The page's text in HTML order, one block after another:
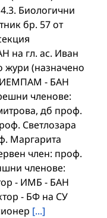
Биологични
бр. 57 от
на гл. ас. Иван
жури (назначено
ИЕМПАМ - БАН
членове:
дб проф.
Светлозара
Маргарита
член: проф.
членове:
- ИМБ - БАН
- БФ на СУ
[...]